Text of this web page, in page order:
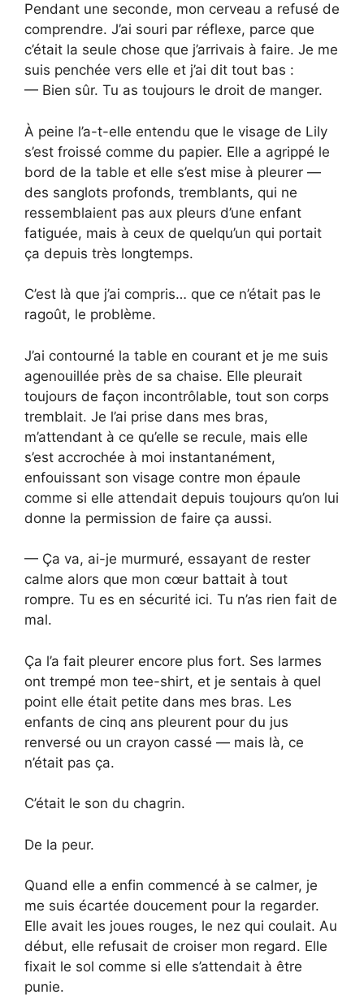
Pendant une seconde, mon cerveau a refusé de
comprendre. J’ai souri par réflexe, parce que
c’était la seule chose que j’arrivais à faire. Je me
suis penchée vers elle et j’ai dit tout bas :
— Bien sûr. Tu as toujours le droit de manger.
À peine l’a-t-elle entendu que le visage de Lily
s’est froissé comme du papier. Elle a agrippé le
bord de la table et elle s’est mise à pleurer —
des sanglots profonds, tremblants, qui ne
ressemblaient pas aux pleurs d’une enfant
fatiguée, mais à ceux de quelqu’un qui portait
ça depuis très longtemps.
C’est là que j’ai compris… que ce n’était pas le
ragoût, le problème.
J’ai contourné la table en courant et je me suis
agenouillée près de sa chaise. Elle pleurait
toujours de façon incontrôlable, tout son corps
tremblait. Je l’ai prise dans mes bras,
m’attendant à ce qu’elle se recule, mais elle
s’est accrochée à moi instantanément,
enfouissant son visage contre mon épaule
comme si elle attendait depuis toujours qu’on lui
donne la permission de faire ça aussi.
— Ça va, ai-je murmuré, essayant de rester
calme alors que mon cœur battait à tout
rompre. Tu es en sécurité ici. Tu n’as rien fait de
mal.
Ça l’a fait pleurer encore plus fort. Ses larmes
ont trempé mon tee-shirt, et je sentais à quel
point elle était petite dans mes bras. Les
enfants de cinq ans pleurent pour du jus
renversé ou un crayon cassé — mais là, ce
n’était pas ça.
C’était le son du chagrin.
De la peur.
Quand elle a enfin commencé à se calmer, je
me suis écartée doucement pour la regarder.
Elle avait les joues rouges, le nez qui coulait. Au
début, elle refusait de croiser mon regard. Elle
fixait le sol comme si elle s’attendait à être
punie.